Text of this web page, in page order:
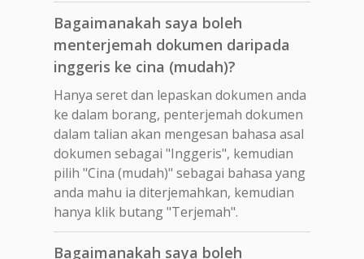
Bagaimanakah saya boleh
menterjemah dokumen daripada
inggeris ke cina (mudah)?
Hanya seret dan lepaskan dokumen anda
ke dalam borang, penterjemah dokumen
dalam talian akan mengesan bahasa asal
dokumen sebagai "Inggeris", kemudian
pilih "Cina (mudah)" sebagai bahasa yang
anda mahu ia diterjemahkan, kemudian
hanya klik butang "Terjemah".
Bagaimanakah saya boleh